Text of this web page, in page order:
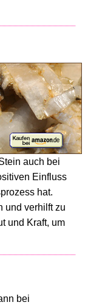
auch bei
Einfluss
hat.
und verhilft zu
und Kraft, um
bei